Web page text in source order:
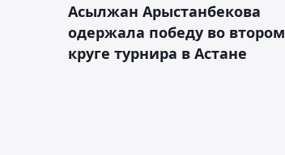
Асылжан Арыстанбекова
одержала победу во втором
круге турнира в Астане